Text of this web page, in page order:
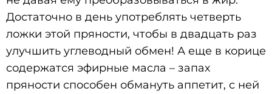
Достаточно в день употреблять четверть
ложки этой пряности, чтобы в двадцать раз
улучшить углеводный обмен! А еще в корице
содержатся эфирные масла – запах
пряности способен обмануть аппетит, с ней